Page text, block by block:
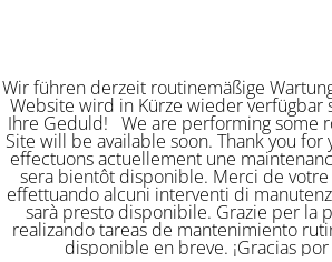
Wir führen derzeit routinemäßige
Website wird in Kürze wieder verfügbar
Ihre Geduld! We are performing some
Site will be available soon. Thank you for
effectuons actuellement une
sera bientôt disponible. Merci de votre
effettuando alcuni interventi di
sarà presto disponibile. Grazie per la
realizando tareas de mantenimiento
disponible en breve. ¡Gracias